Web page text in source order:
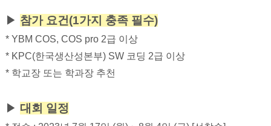
▶ 참가 요건(1가지 충족 필수)
* YBM COS, COS pro 2급 이상
* KPC(한국생산성본부) SW 코딩 2급 이상
* 학교장 또는 학과장 추천
▶ 대회 일정